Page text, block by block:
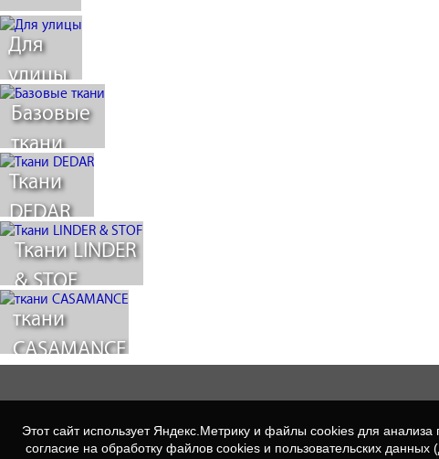
Для
улицы
Базовые
ткани
Ткани
DEDAR
Ткани LINDER
& STOF
ткани
CASAMANCE
Этот сайт использует Яндекс.Метрику и файлы cookies для
согласие на обработку файлов cookies и пользовательских